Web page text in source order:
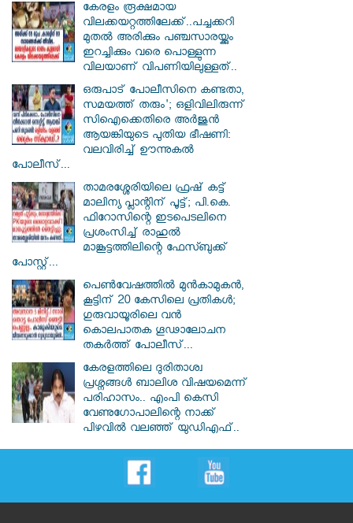
കേരളം രൂക്ഷമായ
വിലക്കയറ്റത്തിലേക്ക്..പച്ചക്കറി
മുതൽ അരിക്കും പഞ്ചസാരയ്ക്കും
ഇറച്ചിക്കും വരെ പൊള്ളുന്ന
വിലയാണ് വിപണിയിലുള്ളത്..
ഒരുപാട് പോലീസിനെ കണ്ടതാ,
സമയത്ത് തരും'; ഒളിവിലിരുന്ന്
സിഐക്കെതിരെ അർജുൻ
ആയങ്കിയുടെ പുതിയ ഭീഷണി:
വലവിരിച്ച് ഊന്നുകൽ
പോലീസ്...
താമരശ്ശേരിയിലെ ഫ്രഷ് കട്ട്
മാലിന്യ പ്ലാന്റിന് പൂട്ട്; പി.കെ.
ഫിറോസിന്റെ ഇടപെടലിനെ
പ്രശംസിച്ച് രാഹുൽ
മാങ്കൂട്ടത്തിലിന്റെ ഫേസ്ബുക്ക്
പോസ്റ്റ്...
പെൺവേഷത്തിൽ മുൻകാമുകൻ,
കൂട്ടിന് 20 കേസിലെ പ്രതികൾ;
ഗുരുവായൂരിലെ വൻ
കൊലപാതക ഗൂഢാലോചന
തകർത്ത് പോലീസ്...
കേരളത്തിലെ ദുരിതാശ്വ
പ്രശ്നങ്ങൾ ബാലിശ വിഷയമെന്ന്
പരിഹാസം.. എംപി കെസി
വേണു​ഗോപാലിന്റെ നാക്ക്
പിഴവിൽ വലഞ്ഞ് യുഡിഎഫ്..